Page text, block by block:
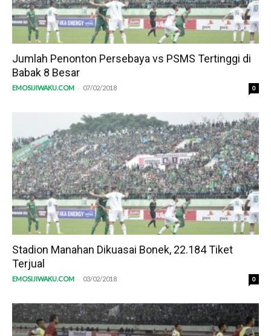
Jumlah Penonton Persebaya vs PSMS Tertinggi di
Babak 8 Besar
EMOSIJIWAKU.COM - 07/02/2018 0
Stadion Manahan Dikuasai Bonek, 22.184 Tiket
Terjual
EMOSIJIWAKU.COM - 03/02/2018 0